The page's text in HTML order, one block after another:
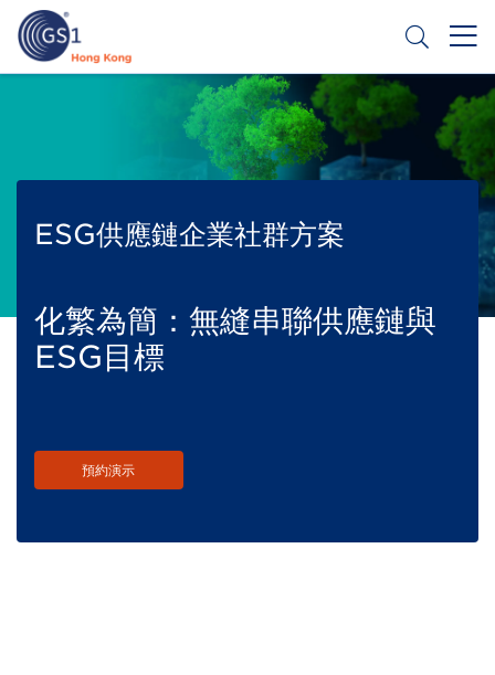
申請條碼
ESG供應鏈企業社群方案
化繁為簡：無縫串聯供應鏈與
ESG目標
預約演示